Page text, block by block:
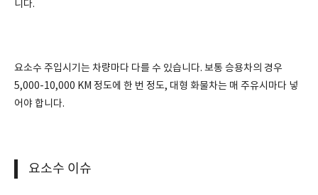
니다.
요소수 주입시기는 차량마다 다를 수 있습니다. 보통 승용차의 경우
5,000-10,000 KM 정도에 한 번 정도, 대형 화물차는 매 주유시마다 넣
어야 합니다.
요소수 이슈